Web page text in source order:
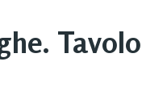
Tavolo